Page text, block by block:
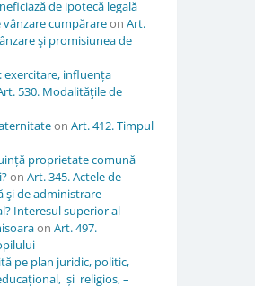
de ipotecă legală
cumpărareon Art.
şi promisiunea de
exercitare, influența
530. Modalităţile de
on Art. 412. Timpul
proprietate comună
on Art. 345. Actele de
şi de administrare
Interesul superior al
on Art. 497.
pe plan juridic, politic,
și religios, –